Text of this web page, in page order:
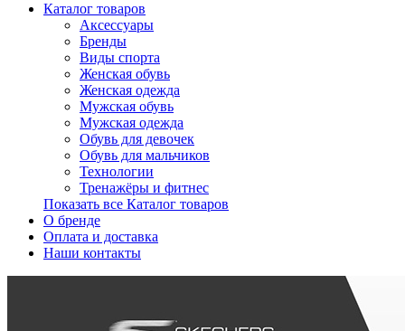
Каталог товаров
Аксессуары
Бренды
Виды спорта
Женская обувь
Женская одежда
Мужская обувь
Мужская одежда
Обувь для девочек
Обувь для мальчиков
Технологии
Тренажёры и фитнес
Показать все Каталог товаров
О бренде
Оплата и доставка
Наши контакты